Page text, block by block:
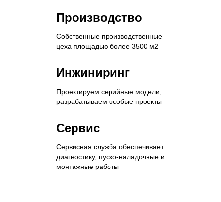
Производство
Собственные производственные
цеха площадью более 3500 м2
Инжиниринг
Проектируем серийные модели,
разрабатываем особые проекты
Сервис
Сервисная служба обеспечивает
диагностику, пуско-наладочные и
монтажные работы